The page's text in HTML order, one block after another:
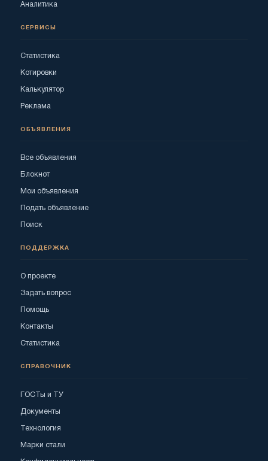
Аналитика
СЕРВИСЫ
Статистика
Котировки
Калькулятор
Реклама
ОБЪЯВЛЕНИЯ
Все объявления
Блокнот
Мои объявления
Подать объявление
Поиск
ПОДДЕРЖКА
О проекте
Задать вопрос
Помощь
Контакты
Статистика
СПРАВОЧНИК
ГОСТы и ТУ
Документы
Технология
Марки стали